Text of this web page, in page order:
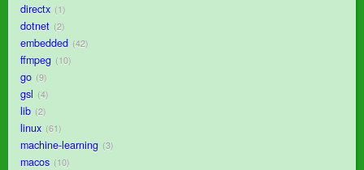
directx 1
dotnet 2
embedded 42
ffmpeg 10
go 9
gsl 4
lib 2
linux 61
machine-learning 3
macos 10